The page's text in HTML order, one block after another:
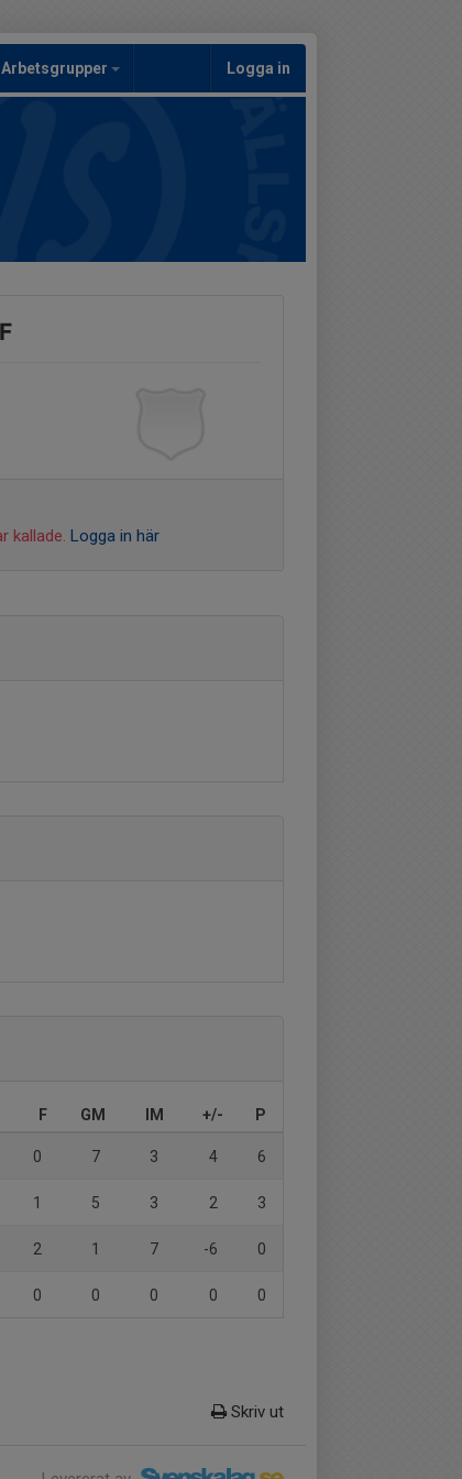
Arbetsgrupper Logga in
kallade. Logga in här
F GM IM +/- P
0 7 3 4 6
1 5 3 2 3
2 1 7 -6 0
0 0 0 0 0
Skriv ut